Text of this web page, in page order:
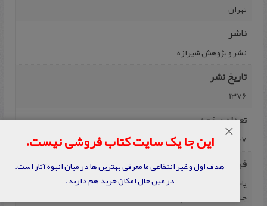
تهران
ناشر
نشر و پژوهش‌ شیرازه‌
تاریخ نشر
1376
تعداد صفحه
207
فیپا
یاحسینی، قاسم، رئیس‌ علی‌ دلواری‌: تجاوز نظامی‌ بریتانیا و مقاومت‌
جنوب‌، تهران‌: نشر و پژوهش‌ شیرازه‌، ۱۳۷۶، ۲۰۷ صفحه.
این جا یک سایت کتاب فروشی نیست.
هدف اول و غیر انتفاعی ما معرفی بهترین ها در میان انبوه آثار است.
در عین حال امکان خرید هم دارید.
×